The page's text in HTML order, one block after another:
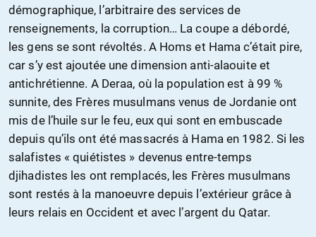
démographique, l’arbitraire des services de
renseignements, la corruption… La coupe a débordé,
les gens se sont révoltés. A Homs et Hama c’était pire,
car s’y est ajoutée une dimension anti-alaouite et
antichrétienne. A Deraa, où la population est à 99 %
sunnite, des Frères musulmans venus de Jordanie ont
mis de l’huile sur le feu, eux qui sont en embuscade
depuis qu’ils ont été massacrés à Hama en 1982. Si les
salafistes « quiétistes » devenus entre-temps
djihadistes les ont remplacés, les Frères musulmans
sont restés à la manoeuvre depuis l’extérieur grâce à
leurs relais en Occident et avec l’argent du Qatar.